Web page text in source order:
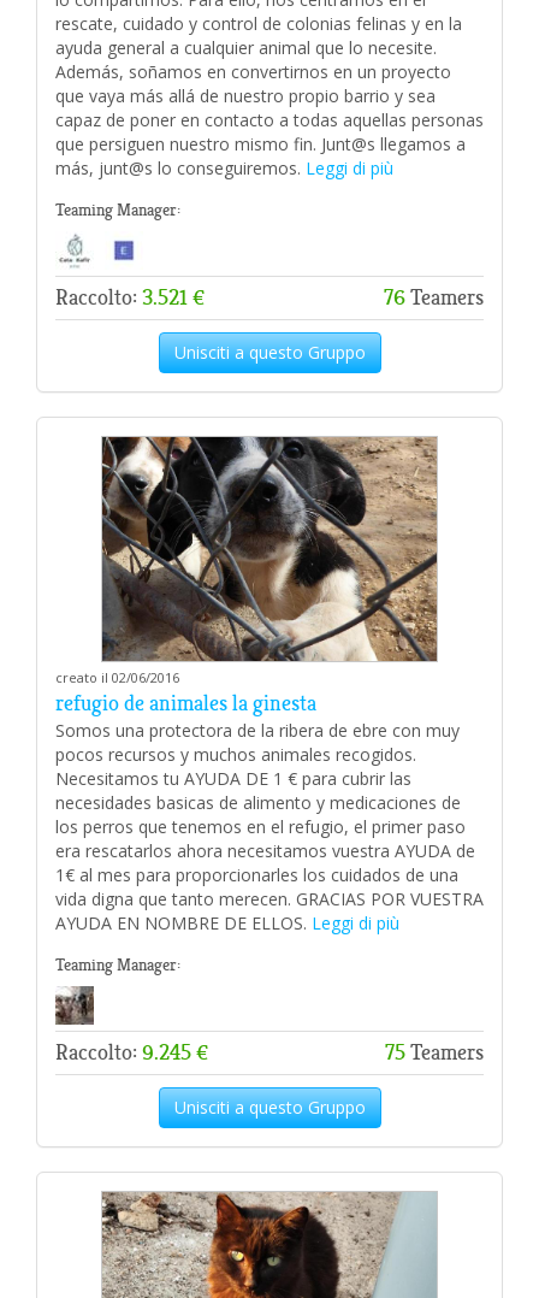
rescate, cuidado y control de colonias felinas y en la
ayuda general a cualquier animal que lo necesite.
Además, soñamos en convertirnos en un proyecto
que vaya más allá de nuestro propio barrio y sea
capaz de poner en contacto a todas aquellas personas
que persiguen nuestro mismo fin. Junt@s llegamos a
más, junt@s lo conseguiremos. Leggi di più
Teaming Manager:
Raccolto: 3.521 € 76Teamers
Unisciti a questo Gruppo
creato il 02/06/2016
refugio de animales la ginesta
Somos una protectora de la ribera de ebre con muy
pocos recursos y muchos animales recogidos.
Necesitamos tu AYUDA DE 1 € para cubrir las
necesidades basicas de alimento y medicaciones de
los perros que tenemos en el refugio, el primer paso
era rescatarlos ahora necesitamos vuestra AYUDA de
1€ al mes para proporcionarles los cuidados de una
vida digna que tanto merecen. GRACIAS POR VUESTRA
AYUDA EN NOMBRE DE ELLOS. Leggi di più
Teaming Manager:
Raccolto: 9.245 € 75Teamers
Unisciti a questo Gruppo